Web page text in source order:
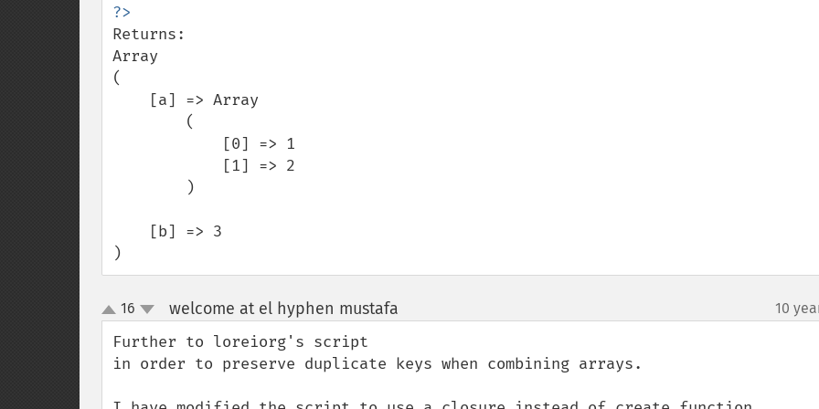
Returns:
Array
(
)
up
down
16 welcome at el hyphen mustafa 10
Further to loreiorg's script
in order to preserve duplicate keys when combining arrays.